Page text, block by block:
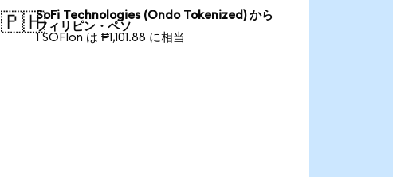
🇵🇭SoFi Technologies (Ondo Tokenized) から
フィリピン・ペソ
1 SOFIon は ₱1,101.88 に相当